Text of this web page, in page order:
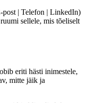
post | Telefon | LinkedIn)
sellele, mis tõeliselt
eriti hästi inimestele,
mitte jäik ja